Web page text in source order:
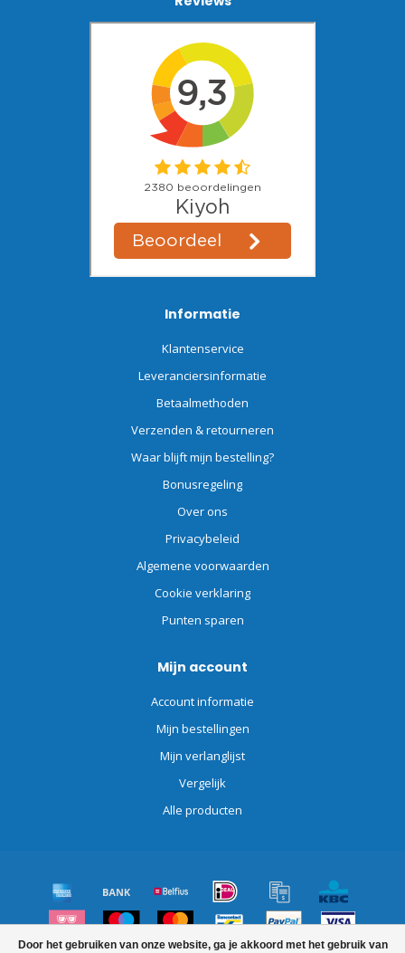
Door het gebruiken van onze website, ga je akkoord met het gebruik van
Informatie
Klantenservice
Leveranciersinformatie
Betaalmethoden
Verzenden & retourneren
Waar blijft mijn bestelling?
Bonusregeling
Over ons
Privacybeleid
Algemene voorwaarden
Cookie verklaring
Punten sparen
Mijn account
Account informatie
Mijn bestellingen
Mijn verlanglijst
Vergelijk
Alle producten